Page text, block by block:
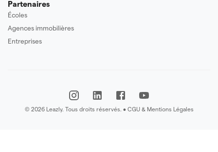
Partenaires
Écoles
Agences immobilières
Entreprises
© 2026Leazly. Tous droits réservés. • CGU & Mentions Légales